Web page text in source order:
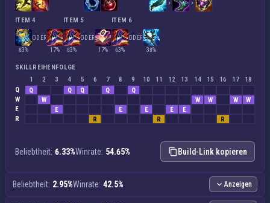
ITEM 4
83%
ODER
17%
ITEM 5
83%
ODER
17%
ITEM 6
63%
ODER
38%
SKILLREIHENFOLGE
1
2 3 4 5 6 7 8 9 10 11 12 13 14 15 16 17
18
Q
Q Q Q Q
Q
W
W W W W
W
E
E E E E
E
R
R R R
Beliebtheit: 6.33%Winrate: 54.65% Build-Link kopieren
Beliebtheit: 2.95%Winrate: 42.5% Anzeigen